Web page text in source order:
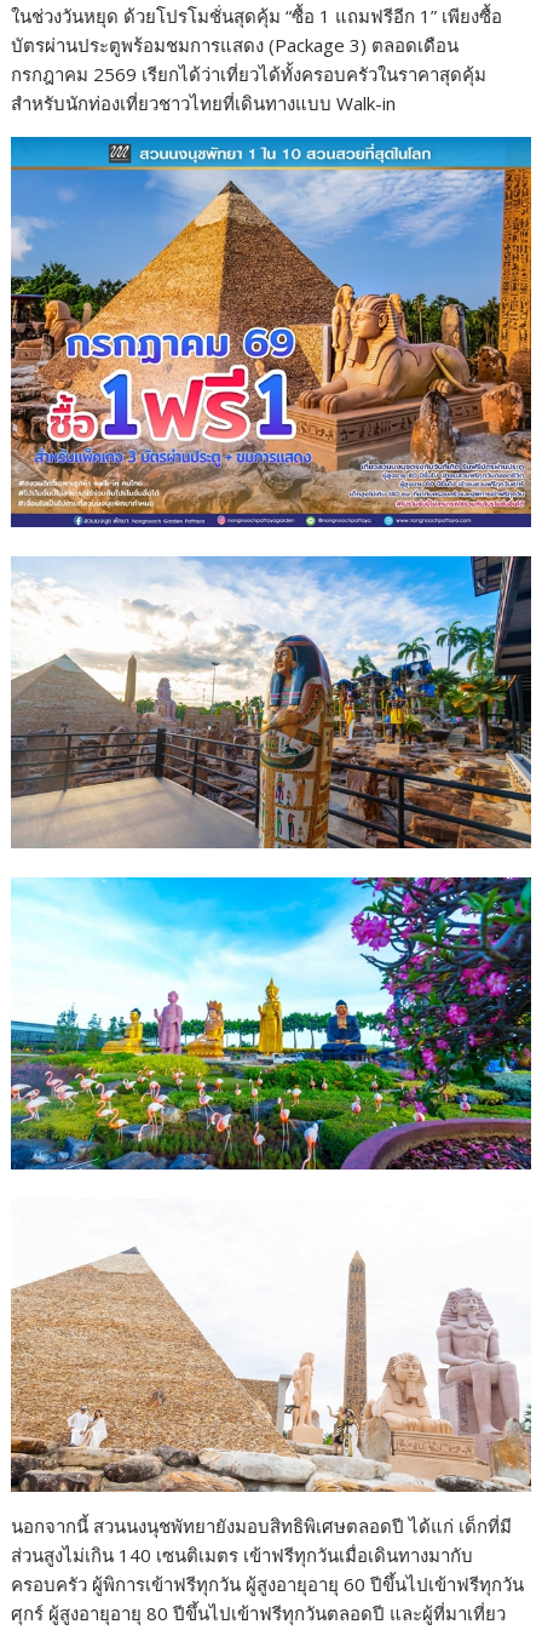
ในช่วงวันหยุด ด้วยโปรโมชั่นสุดคุ้ม “ซื้อ 1 แถมฟรีอีก 1” เพียงซื้อ
บัตรผ่านประตูพร้อมชมการแสดง (Package 3) ตลอดเดือน
กรกฎาคม 2569 เรียกได้ว่าเที่ยวได้ทั้งครอบครัวในราคาสุดคุ้ม
สำหรับนักท่องเที่ยวชาวไทยที่เดินทางแบบ Walk-in
นอกจากนี้ สวนนงนุชพัทยายังมอบสิทธิพิเศษตลอดปี ได้แก่ เด็กที่มี
ส่วนสูงไม่เกิน 140 เซนติเมตร เข้าฟรีทุกวันเมื่อเดินทางมากับ
ครอบครัว ผู้พิการเข้าฟรีทุกวัน ผู้สูงอายุอายุ 60 ปีขึ้นไปเข้าฟรีทุกวัน
ศุกร์ ผู้สูงอายุอายุ 80 ปีขึ้นไปเข้าฟรีทุกวันตลอดปี และผู้ที่มาเที่ยว